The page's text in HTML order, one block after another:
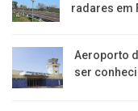
radares em
Aeroporto
ser